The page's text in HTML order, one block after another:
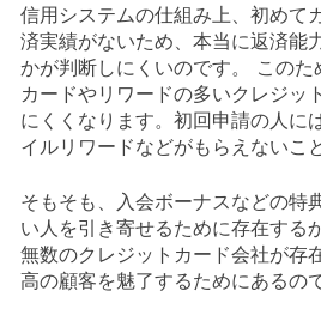
信用システムの仕組み上、初めて
済実績がないため、本当に返済能
かが判断しにくいのです。 このた
カードやリワードの多いクレジッ
にくくなります。初回申請の人に
イルリワードなどがもらえないこ
そもそも、入会ボーナスなどの特
い人を引き寄せるために存在する
無数のクレジットカード会社が存
高の顧客を魅了するためにあるので